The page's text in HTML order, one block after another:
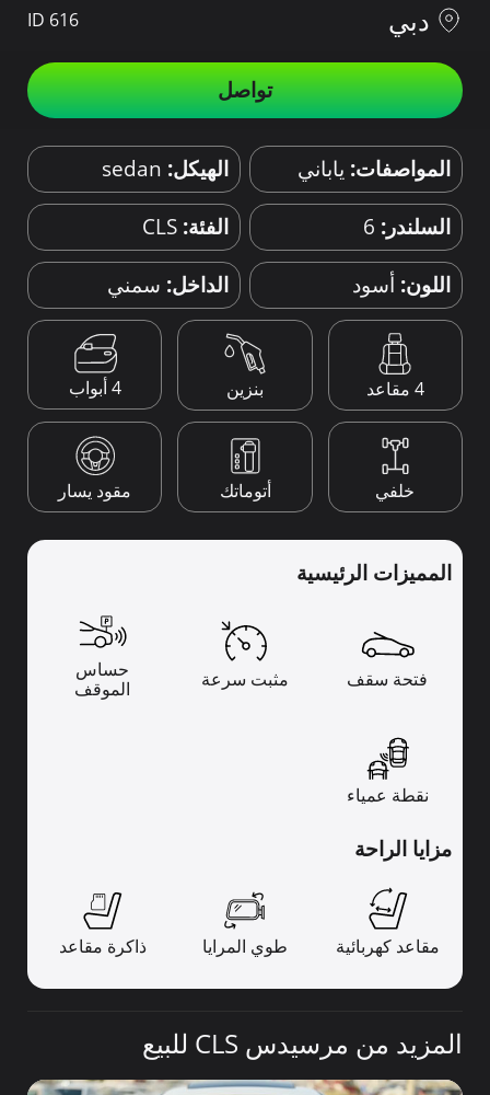
دبي
ID 616
تواصل
المواصفات: ياباني الهيكل: sedan
السلندر: 6 الفئة: CLS
اللون: أسود الداخل: سمني
4 مقاعد بنزين 4 أبواب
خلفي أتوماتك مقود يسار
المميزات الرئيسية
فتحة سقف مثبت سرعة
حساس
الموقف
نقطة عمياء
مزايا الراحة
مقاعد كهربائية طوي المرايا ذاكرة مقاعد
المزيد من مرسيدس CLS للبيع